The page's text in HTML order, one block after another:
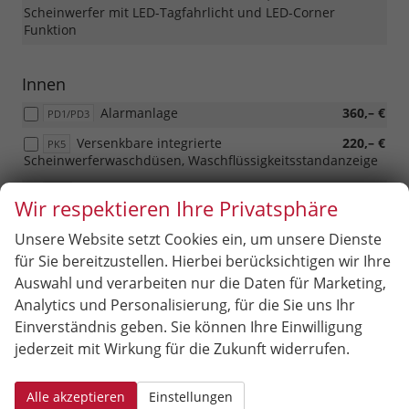
Scheinwerfer mit LED-Tagfahrlicht und LED-Corner
Funktion
Innen
PD1/PD3 360,– €
Alarmanlage
PK5 220,– €
Versenkbare integrierte
Scheinwerferwaschdüsen, Waschflüssigkeitsstandanzeige
(nur mit PUQ)
PHB 510,– €
Climatronic - Zwei-Zonen-
Klimaautomatik mit Feuchtigkeitssensor und Kombifilter
9JD 50,– €
Raucherpaket - Aschenbecher vorn und
Zigarettenanzündereinsatz in der vorderen 12-V-Steckdose
PL2 420,– €
ADAPTIVE CRUISE CONTROL –
Abstandstempomat bis 210 km/h (nicht möglich für 1,0
PLC
2 - Arm Multifunktions- Lederlenkrad mit
Wir respektieren Ihre Privatsphäre
Unsere Website setzt Cookies ein, um unsere Dienste
für Sie bereitzustellen. Hierbei berücksichtigen wir Ihre
Auswahl und verarbeiten nur die Daten für Marketing,
Analytics und Personalisierung, für die Sie uns Ihr
Einverständnis geben. Sie können Ihre Einwilligung
jederzeit mit Wirkung für die Zukunft widerrufen.
Alle akzeptieren Einstellungen